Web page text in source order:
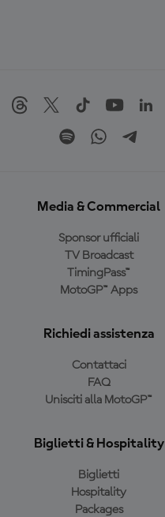
Media & Commercial
Sponsor ufficiali
TV Broadcast
TimingPass™
MotoGP™ Apps
Richiedi assistenza
Contattaci
FAQ
Unisciti alla MotoGP™
Biglietti & Hospitality
Biglietti
Hospitality
Packages